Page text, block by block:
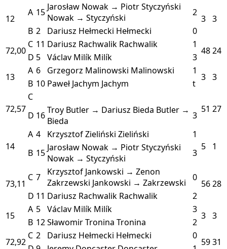
12
A 15 Jarosław Nowak → Piotr Styczyński
Nowak → Styczyński
2
3 3
B 2 Dariusz Hełmecki Hełmecki
0
72,00
C 11 Dariusz Rachwalik Rachwalik 1
4824
D 5 Václav Milík Milík
3
13
A 6 Grzegorz Malinowski Malinowski 1
3 3
B 10 Paweł Jachym Jachym t
72,57
C
51 27
D 16Troy Butler → Dariusz Bieda Butler →
Bieda
3
14
A 4 Krzysztof Zieliński Zieliński
1
5
1
B 15 Jarosław Nowak → Piotr Styczyński
Nowak → Styczyński
3
73,11
C 7
Krzysztof Jankowski → Zenon
Zakrzewski Jankowski → Zakrzewski 0
5628
D 11 Dariusz Rachwalik Rachwalik
2
15
A 5 Václav Milík Milík 3
3 3
B 12Sławomir Tronina Tronina
2
72,92
C 2 Dariusz Hełmecki Hełmecki 0
5931